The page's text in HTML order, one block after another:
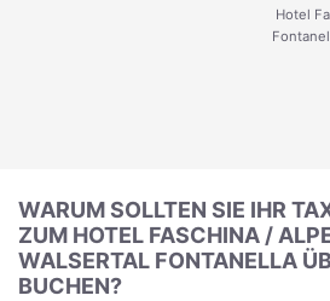
Hotel
WARUM SOLLTEN SIE IHR
ZUM HOTEL FASCHINA /
WALSERTAL FONTANELLA
BUCHEN?